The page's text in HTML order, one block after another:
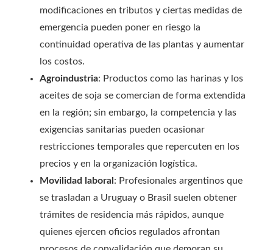
modificaciones en tributos y ciertas medidas de
emergencia pueden poner en riesgo la
continuidad operativa de las plantas y aumentar
los costos.
Agroindustria: Productos como las harinas y los
aceites de soja se comercian de forma extendida
en la región; sin embargo, la competencia y las
exigencias sanitarias pueden ocasionar
restricciones temporales que repercuten en los
precios y en la organización logística.
Movilidad laboral : Profesionales argentinos que
se trasladan a Uruguay o Brasil suelen obtener
trámites de residencia más rápidos, aunque
quienes ejercen oficios regulados afrontan